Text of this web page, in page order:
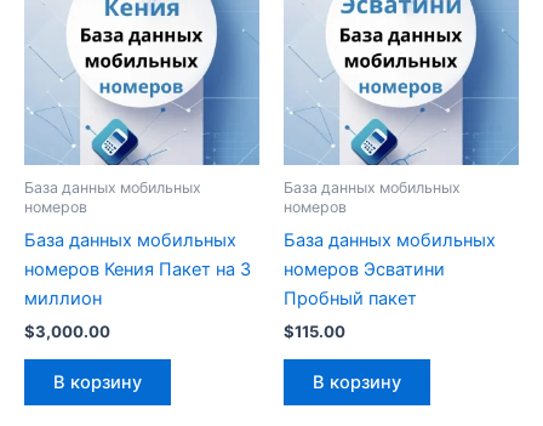
База данных мобильных
номеров
База данных мобильных
номеров Кения Пакет на 3
миллион
$3,000.00
В корзину
База данных мобильных
номеров
База данных мобильных
номеров Эсватини
Пробный пакет
$115.00
В корзину